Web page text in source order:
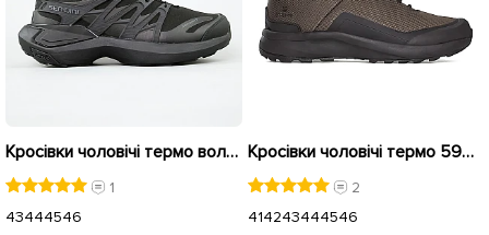
Кросівки чоловічі термо вологостійкі 594061 Чорні
1
43444546
Кросівки чоловічі термо 594043 Коричневі
2
414243444546